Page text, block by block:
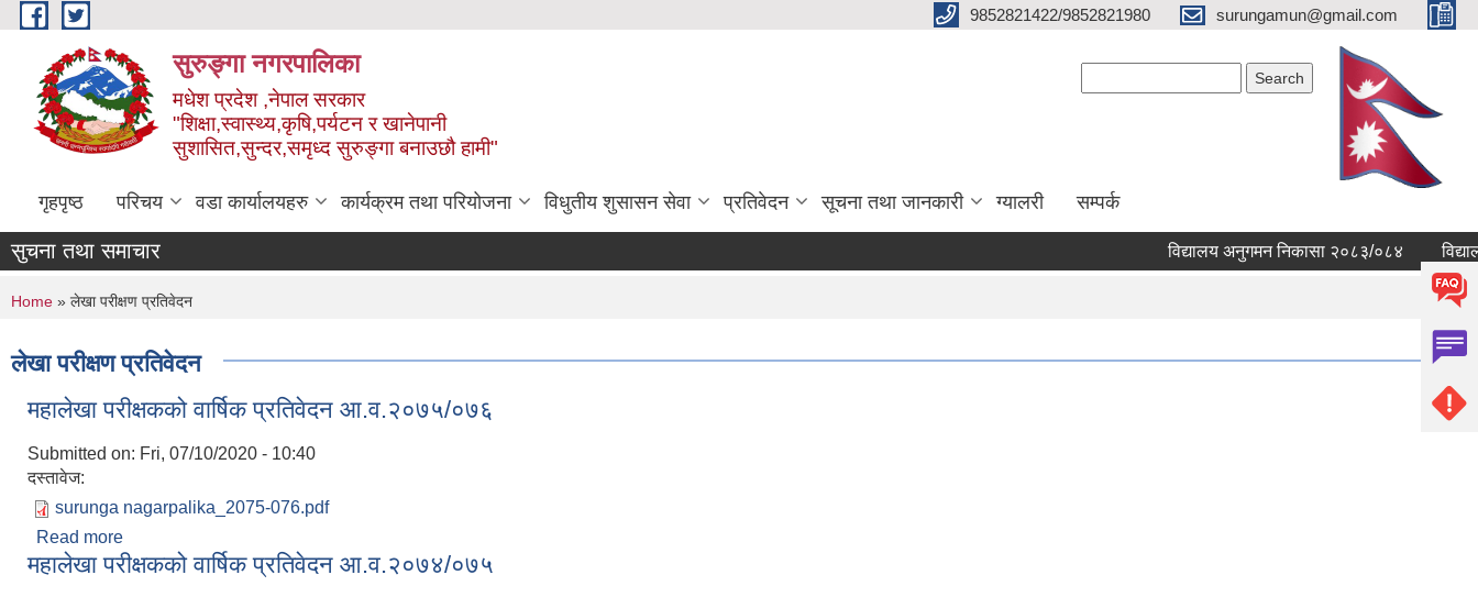
Skip to main content 9852821422/9852821980 surungamun@gmail.com
सुरुङ्‍गा नगरपालिका
मधेश प्रदेश ,नेपाल सरकार
"शिक्षा,स्वास्थ्य,कृषि,पर्यटन र खानेपानी
सुशासित,सुन्दर,समृध्द सुरुङ्गा बनाउछौ हामी"
गृहपृष्ठ परिचय वडा कार्यालयहरु कार्यक्रम तथा परियोजना विधुतीय शुसासन सेवा प्रतिवेदन सूचना तथा जानकारी ग्यालरी सम्पर्क
सुचना तथा समाचार विद्यालय अनुगमन निकासा २०८३/०८४
You are here
Home » लेखा परीक्षण प्रतिवेदन
लेखा परीक्षण प्रतिवेदन
महालेखा परीक्षकको वार्षिक प्रतिवेदन आ.व.२०७५/०७६
Submitted on: Fri, 07/10/2020 - 10:40
दस्तावेज:
surunga nagarpalika_2075-076.pdf
Read more
महालेखा परीक्षकको वार्षिक प्रतिवेदन आ.व.२०७४/०७५